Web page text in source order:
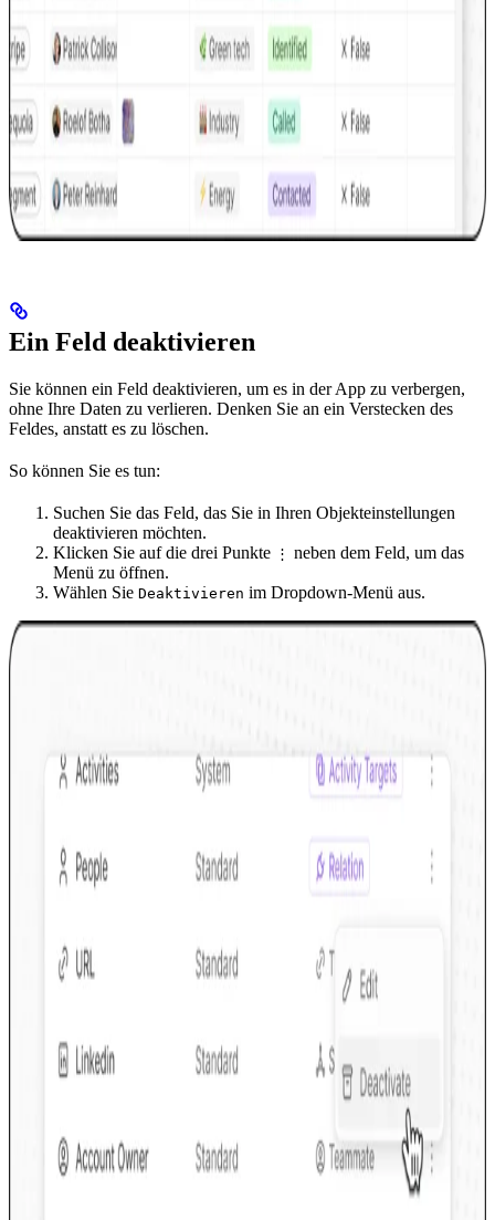
Ein Feld deaktivieren
Sie können ein Feld deaktivieren, um es in der App zu verbergen,
ohne Ihre Daten zu verlieren. Denken Sie an ein Verstecken des
Feldes, anstatt es zu löschen.
So können Sie es tun:
Suchen Sie das Feld, das Sie in Ihren Objekteinstellungen
deaktivieren möchten.
Klicken Sie auf die drei Punkte ⋮ neben dem Feld, um das
Menü zu öffnen.
Wählen Sie Deaktivieren im Dropdown-Menü aus.